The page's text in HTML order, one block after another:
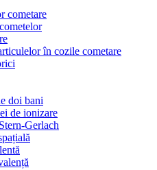
cometare
în cozile cometare
doi bani
de ionizare
Gerlach